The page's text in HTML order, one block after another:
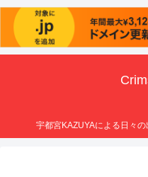
宇都宮KAZUYAによる日々